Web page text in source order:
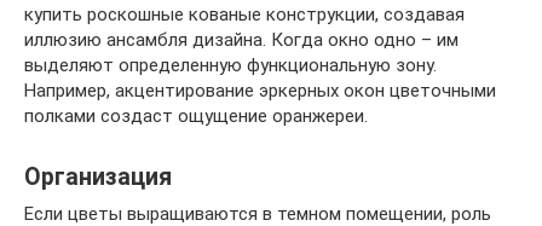
купить роскошные кованые конструкции, создавая
иллюзию ансамбля дизайна. Когда окно одно – им
выделяют определенную функциональную зону.
Например, акцентирование эркерных окон цветочными
полками создаст ощущение оранжереи.
Организация
Если цветы выращиваются в темном помещении, роль